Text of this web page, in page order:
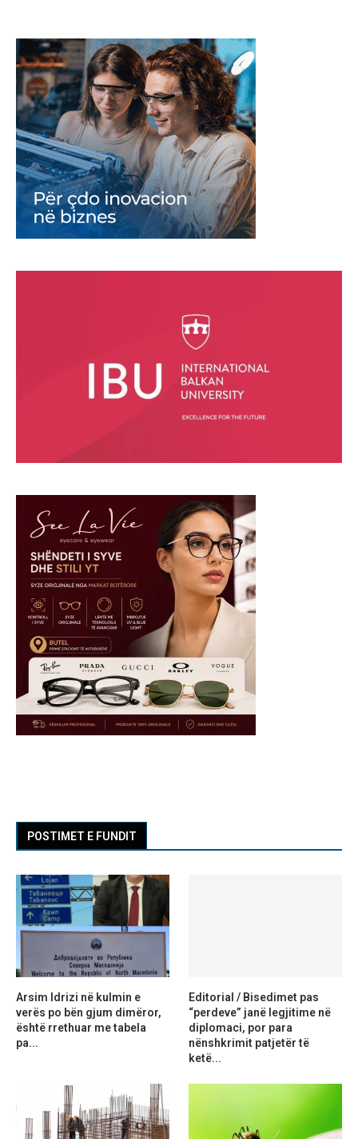
POSTIMET E FUNDIT
Arsim Idrizi në kulmin e
verës po bën gjum dimëror,
është rrethuar me tabela
pa...
Editorial / Bisedimet pas
“perdeve” janë legjitime në
diplomaci, por para
nënshkrimit patjetër të
ketë...